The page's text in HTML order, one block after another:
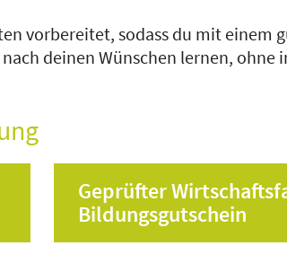
vorbereitet, sodass du mit einem
deinen Wünschen lernen,
Geprüfter
Bildungsgutschein